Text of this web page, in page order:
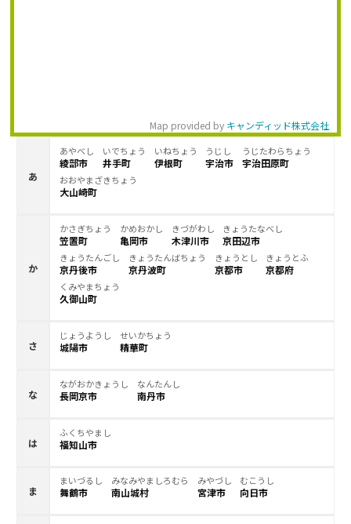
Map provided by キャンディッド株式会社
あ
あやべし
綾部市
いでちょう
井手町
いねちょう
伊根町
うじし
宇治市
うじたわらちょう
宇治田原町
おおやまざきちょう
大山崎町
か
かさぎちょう
笠置町
かめおかし
亀岡市
きづがわし
木津川市
きょうたなべし
京田辺市
きょうたんごし
京丹後市
きょうたんばちょう
京丹波町
きょうとし
京都市
きょうとふ
京都府
くみやまちょう
久御山町
さ
じょうようし
城陽市
せいかちょう
精華町
な
ながおかきょうし
長岡京市
なんたんし
南丹市
は
ふくちやまし
福知山市
ま
まいづるし
舞鶴市
みなみやましろむら
南山城村
みやづし
宮津市
むこうし
向日市